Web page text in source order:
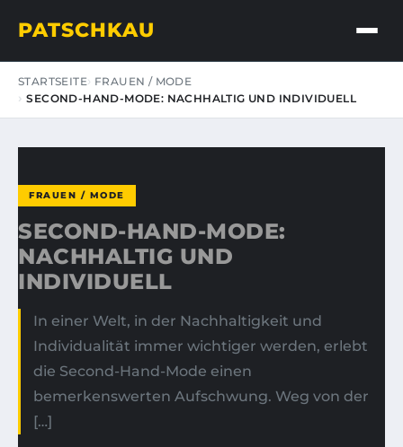
PATSCHKAU
STARTSEITE FRAUEN / MODE
SECOND-HAND-MODE: NACHHALTIG UND INDIVIDUELL
FRAUEN / MODE
SECOND-HAND-MODE:
NACHHALTIG UND
INDIVIDUELL
In einer Welt, in der Nachhaltigkeit und
Individualität immer wichtiger werden, erlebt
die Second-Hand-Mode einen
bemerkenswerten Aufschwung. Weg von der
[…]